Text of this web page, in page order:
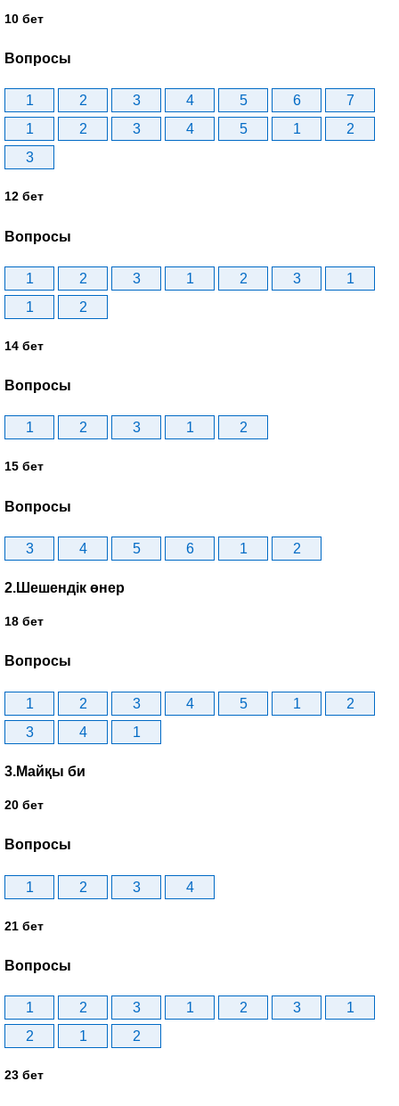
10 бет
Вопросы
1 2 3 4 5 6
7
1
2 3 4 5 1
2
3
12 бет
Вопросы
1 2 3 1 2 3
1
1
2
14 бет
Вопросы
1 2 3 1 2
15 бет
Вопросы
3 4 5 6 1 2
2.Шешендік өнер
18 бет
Вопросы
1 2 3 4 5 1
2
3
4 1
3.Майқы би
20 бет
Вопросы
1 2 3 4
21 бет
Вопросы
1 2 3 1 2 3
1
2
1 2
23 бет